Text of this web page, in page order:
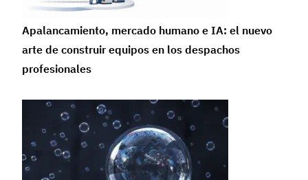
Apalancamiento, mercado humano e IA: el nuevo
arte de construir equipos en los despachos
profesionales